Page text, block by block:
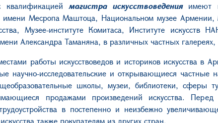
квалификацией магистра искусствоведенияимеют
имени Месропа Маштоца, Национальном музее
Музее-институте Комитаса, Институте
Александра Таманяна, в различных частных
работы искусствоведов и историков искусства в
научно-исследовательские и открывающиеся частные
школы, музеи, библиотеки, сферы
продажами произведений искусства.
в постепенно и неизбежно
также покупателям из других стран.